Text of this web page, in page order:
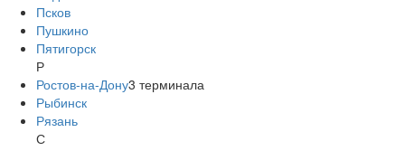
Псков
Пушкино
Пятигорск
Р
Ростов-на-Дону3 терминала
Рыбинск
Рязань
С